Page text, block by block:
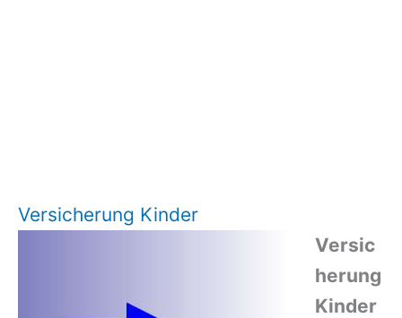
Versicherung Kinder
Versic
herung
Kinder